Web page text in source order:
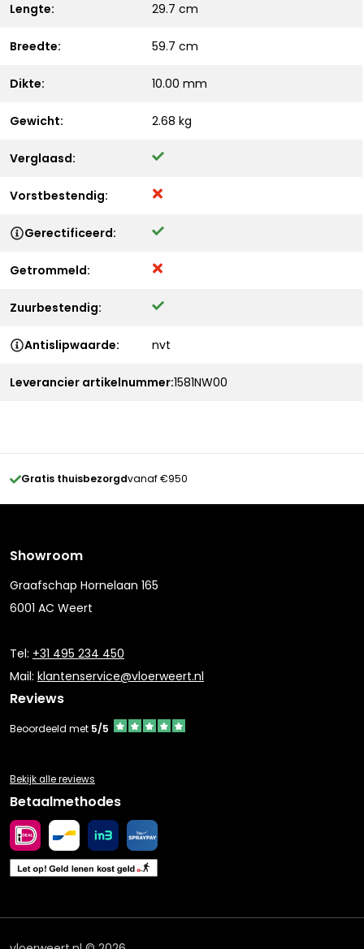
Lengte: 29.7 cm
Breedte: 59.7 cm
Dikte: 10.00 mm
Gewicht: 2.68 kg
Verglaasd:
Vorstbestendig:
Gerectificeerd:
Getrommeld:
Zuurbestendig:
Antislipwaarde: nvt
Leverancier artikelnummer:1581NW00
Gratis thuisbezorgdvanaf €950
Showroom
Graafschap Hornelaan 165
6001 AC Weert
Tel: +31 495 234 450
Mail: klantenservice@vloerweert.nl
Reviews
Beoordeeld met 5/5
Bekijk alle reviews
Betaalmethodes